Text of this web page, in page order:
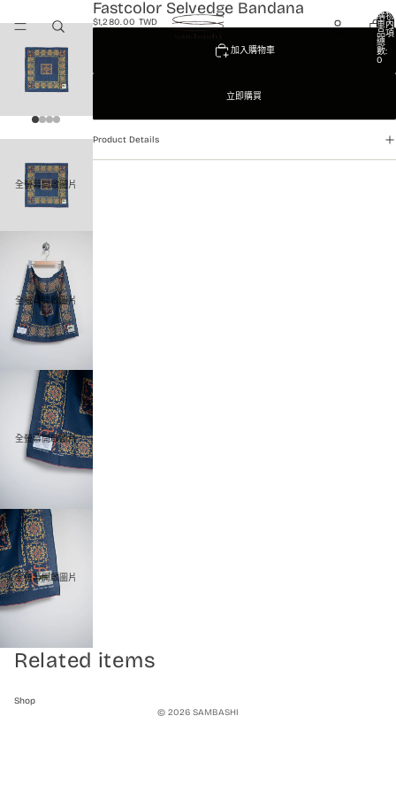
購物
車內
品項
總
數:
0
全螢幕開啟圖片
全螢幕開啟圖片
全螢幕開啟圖片
全螢幕開啟圖片
Fastcolor Selvedge Bandana
$1,280.00 TWD
加入購物車
立即購買
Product Details
Related items
Shop
© 2026 SAMBASHI